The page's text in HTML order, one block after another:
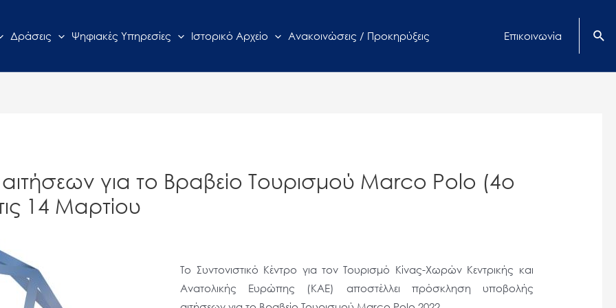
Δράσεις Ψηφιακές Υπηρεσίες Ιστορικό Αρχείο Ανακοινώσεις / Προκηρύξεις Επικοινωνία
για το Βραβείο Τουρισμού Marco Polo (4ο
14 Μαρτίου
Το Συντονιστικό Κέντρο για τον Τουρισμό Κίνας-Χωρών Κεντρικής και
Ανατολικής Ευρώπης (ΚΑΕ) αποστέλλει πρόσκληση υποβολής